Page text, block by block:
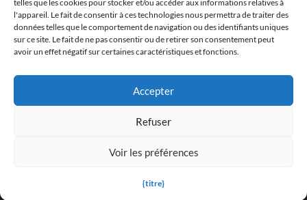
telles que les cookies pour stocker et/ou accéder aux informations relatives à
l'appareil. Le fait de consentir à ces technologies nous permettra de traiter des
données telles que le comportement de navigation ou des identifiants uniques
sur ce site. Le fait de ne pas consentir ou de retirer son consentement peut
avoir un effet négatif sur certaines caractéristiques et fonctions.
Accepter
Refuser
Voir les préférences
{titre}
LATEST UPDATES
© 1998 - 2026 MegaGames.com All rights reserved
Settings